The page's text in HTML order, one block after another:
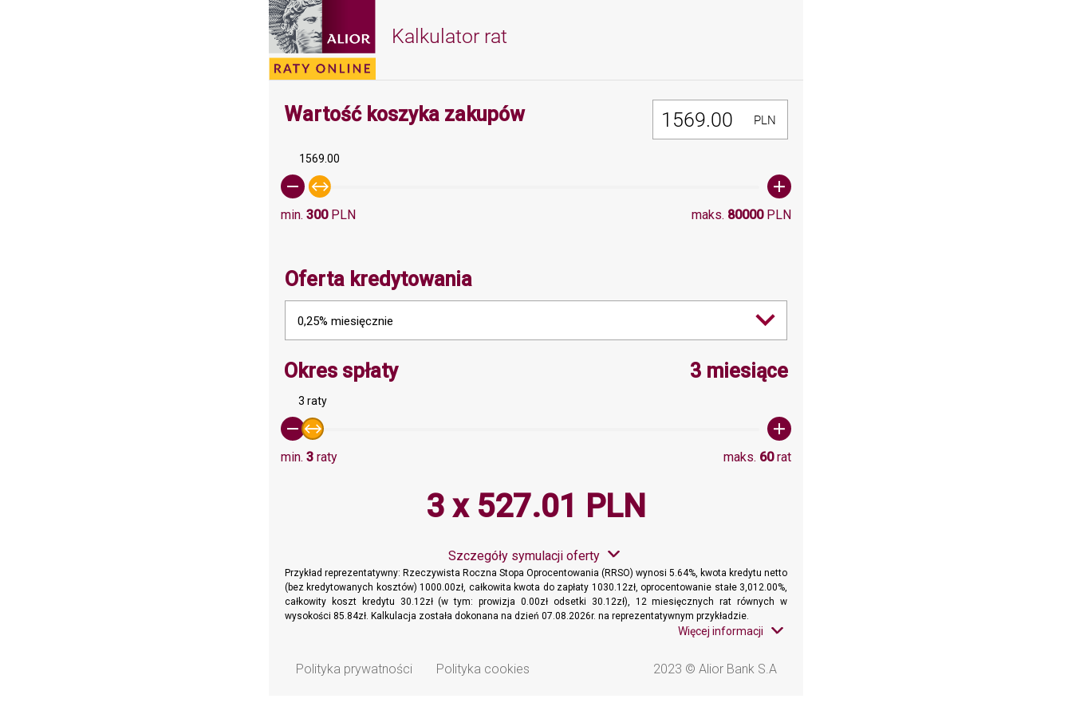
Kalkulator rat
Wartość koszyka zakupówMinimalna wartość 300, Maksymalna wartośc: 80000
PLN
1569.00
min. 300PLN maks. 80000PLN
Oferta kredytowania
0,25% miesięcznie
Okres spłatyMinimalna wartość 3, Maksymalna wartośc: 60
3 miesiące
3 raty
min. 3 raty maks. 60rat
3 x 527.01 PLN
Szczegóły symulacji oferty
Przykład reprezentatywny: Rzeczywista Roczna Stopa Oprocentowania (RRSO) wynosi 5.64%, kwota kredytu netto
(bez kredytowanych kosztów) 1000.00zł, całkowita kwota do zapłaty 1030.12zł, oprocentowanie stałe 3,012.00%,
całkowity koszt kredytu 30.12zł (w tym: prowizja 0.00zł odsetki 30.12zł), 12 miesięcznych rat równych w
wysokości 85.84zł. Kalkulacja została dokonana na dzień 07.08.2026r. na reprezentatywnym przykładzie.
Więcej informacji
Polityka prywatności Polityka cookies 2023 © Alior Bank S.A